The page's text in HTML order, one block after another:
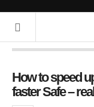
How to speed
faster Safe –